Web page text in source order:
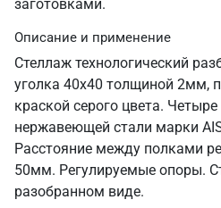
заготовками.
Описание и применение
Стеллаж технологический
уголка 40х40 толщиной 2мм,
краской серого цвета.
нержавеющей стали марки
Расстояние между полками
50мм. Регулируемые опоры.
разобранном виде.